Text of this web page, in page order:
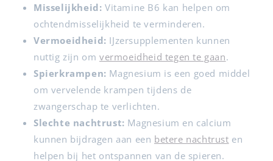
Misselijkheid: Vitamine B6 kan helpen om
ochtendmisselijkheid te verminderen.
Vermoeidheid: IJzersupplementen kunnen
nuttig zijn om vermoeidheid tegen te gaan.
Spierkrampen: Magnesium is een goed middel
om vervelende krampen tijdens de
zwangerschap te verlichten.
Slechte nachtrust: Magnesium en calcium
kunnen bijdragen aan een betere nachtrust en
helpen bij het ontspannen van de spieren.